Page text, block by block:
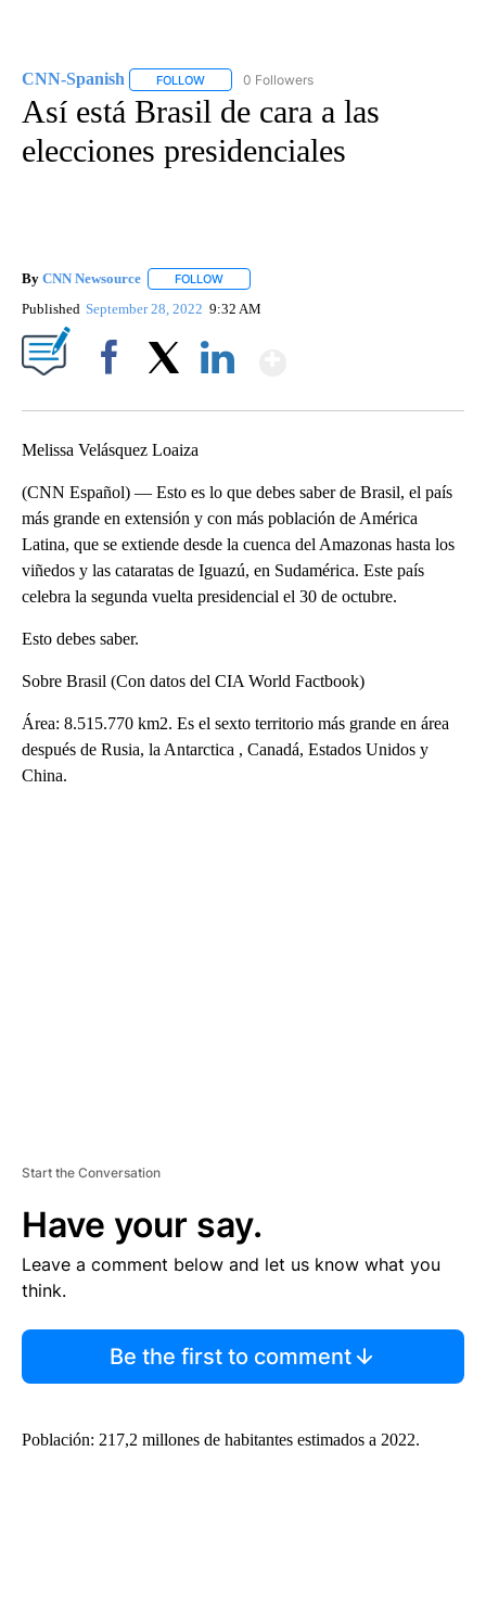
CNN-Spanish FOLLOW FOLLOW "CNN-SPANISH" TO RECEIVE
0 Followers
Así está Brasil de cara a las
elecciones presidenciales
By CNN Newsource FOLLOW
Published September 28, 2022 9:32 AM
Melissa Velásquez Loaiza
(CNN Español) — Esto es lo que debes saber de Brasil, el país
más grande en extensión y con más población de América
Latina, que se extiende desde la cuenca del Amazonas hasta los
viñedos y las cataratas de Iguazú, en Sudamérica. Este país
celebra la segunda vuelta presidencial el 30 de octubre.
Esto debes saber.
Sobre Brasil (Con datos del CIA World Factbook)
Área: 8.515.770 km2. Es el sexto territorio más grande en área
después de Rusia, la Antarctica , Canadá, Estados Unidos y
China.
Start the Conversation
Have your say.
Leave a comment below and let us know what you
think.
Be the first to comment
Población: 217,2 millones de habitantes estimados a 2022.